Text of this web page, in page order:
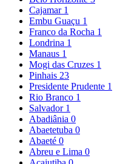
Cajamar 1
Embu Guaçu 1
Franco da Rocha 1
Londrina 1
Manaus 1
Mogi das Cruzes 1
Pinhais 23
Presidente Prudente 1
Rio Branco 1
Salvador 1
Abadiânia 0
Abaetetuba 0
Abaeté 0
Abreu e Lima 0